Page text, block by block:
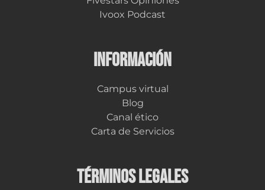
Ivoox Podcast
INFORMACIÓN
Campus virtual
Blog
Canal ético
Carta de Servicios
TÉRMINOS LEGALES